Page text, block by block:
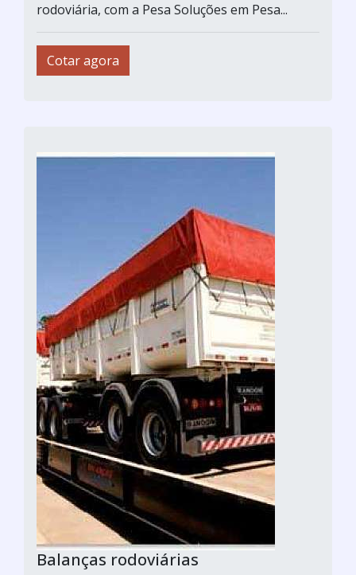
rodoviária, com a Pesa Soluções em Pesa...
Cotar agora
Balanças rodoviárias